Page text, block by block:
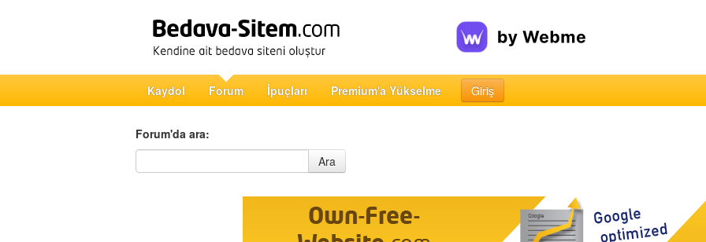
Kaydol Forum İpuçları Premium'a Yükselme Giriş
Forum'da ara:
Forum'da ara
Ara